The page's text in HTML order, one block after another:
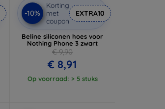
-10%
Korting
met
coupon
EXTRA10
Beline siliconen hoes voor
Nothing Phone 3 zwart
€ 9,90
€ 8,91
Op voorraad: > 5 stuks